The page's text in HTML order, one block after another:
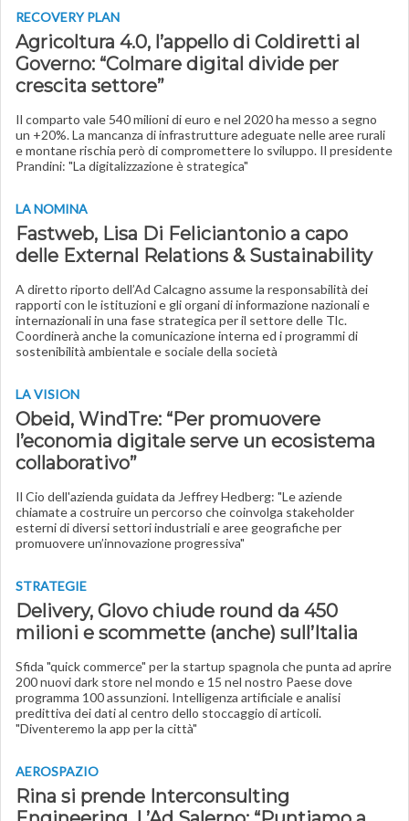
RECOVERY PLAN
Agricoltura 4.0, l’appello di Coldiretti al
Governo: “Colmare digital divide per
crescita settore”
Il comparto vale 540 milioni di euro e nel 2020 ha messo a segno
un +20%. La mancanza di infrastrutture adeguate nelle aree rurali
e montane rischia però di compromettere lo sviluppo. Il presidente
Prandini: "La digitalizzazione è strategica"
LA NOMINA
Fastweb, Lisa Di Feliciantonio a capo
delle External Relations & Sustainability
A diretto riporto dell’Ad Calcagno assume la responsabilità dei
rapporti con le istituzioni e gli organi di informazione nazionali e
internazionali in una fase strategica per il settore delle Tlc.
Coordinerà anche la comunicazione interna ed i programmi di
sostenibilità ambientale e sociale della società
LA VISION
Obeid, WindTre: “Per promuovere
l’economia digitale serve un ecosistema
collaborativo”
Il Cio dell'azienda guidata da Jeffrey Hedberg: "Le aziende
chiamate a costruire un percorso che coinvolga stakeholder
esterni di diversi settori industriali e aree geografiche per
promuovere un’innovazione progressiva"
STRATEGIE
Delivery, Glovo chiude round da 450
milioni e scommette (anche) sull’Italia
Sfida "quick commerce" per la startup spagnola che punta ad aprire
200 nuovi dark store nel mondo e 15 nel nostro Paese dove
programma 100 assunzioni. Intelligenza artificiale e analisi
predittiva dei dati al centro dello stoccaggio di articoli.
"Diventeremo la app per la città"
AEROSPAZIO
Rina si prende Interconsulting